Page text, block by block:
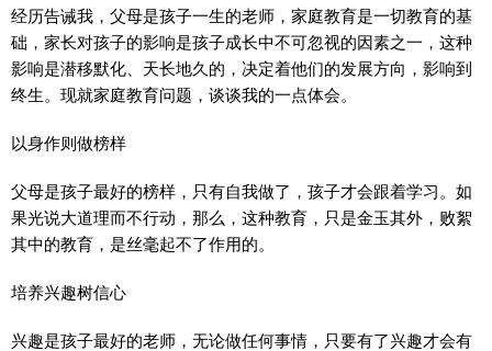
经历告诫我，父母是孩子一生的老师，家庭教育是一切教育的基
础，家长对孩子的影响是孩子成长中不可忽视的因素之一，这种
影响是潜移默化、天长地久的，决定着他们的发展方向，影响到
终生。现就家庭教育问题，谈谈我的一点体会。
以身作则做榜样
父母是孩子最好的榜样，只有自我做了，孩子才会跟着学习。如
果光说大道理而不行动，那么，这种教育，只是金玉其外，败絮
其中的教育，是丝毫起不了作用的。
培养兴趣树信心
兴趣是孩子最好的老师，无论做任何事情，只要有了兴趣才会有